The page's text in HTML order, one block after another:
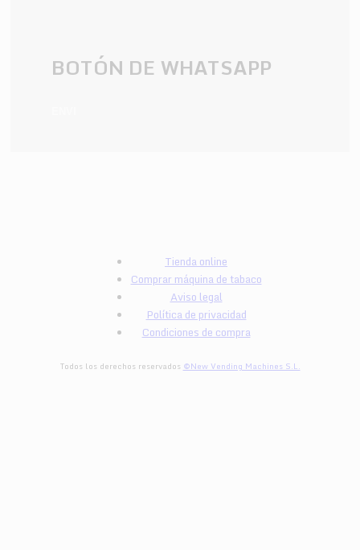
BOTÓN DE WHATSAPP
Tienda online
Comprar máquina de tabaco
Aviso legal
Política de privacidad
Condiciones de compra
Todos los derechos reservados ©New Vending Machines S.L.